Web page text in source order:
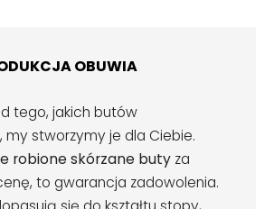
OBUWIA
tego, jakich butów
my stworzymy je dla Ciebie.
robione skórzane butyza
to gwarancja zadowolenia.